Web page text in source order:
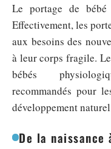
Le portage de
Effectivement, les
aux besoins des
à leur corps fragile.
bébés
recommandés pour
développement
De la naissance